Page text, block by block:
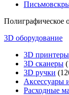
Полиграфическое
3D оборудование
3D принтеры
3D сканеры
3D ручки
Аксессуары
Расходные